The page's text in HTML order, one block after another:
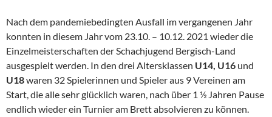
Nach dem pandemiebedingten Ausfall im vergangenen Jahr
konnten in diesem Jahr vom 23.10. – 10.12. 2021 wieder die
Einzelmeisterschaften der Schachjugend Bergisch-Land
ausgespielt werden. In den drei Altersklassen U14, U16 und
U18waren 32 Spielerinnen und Spieler aus 9 Vereinen am
Start, die alle sehr glücklich waren, nach über 1 ½ Jahren Pause
endlich wieder ein Turnier am Brett absolvieren zu können.